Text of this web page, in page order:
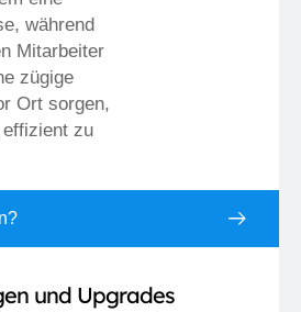
während
Mitarbeiter
zügige
Ort sorgen,
zu
und Upgrades